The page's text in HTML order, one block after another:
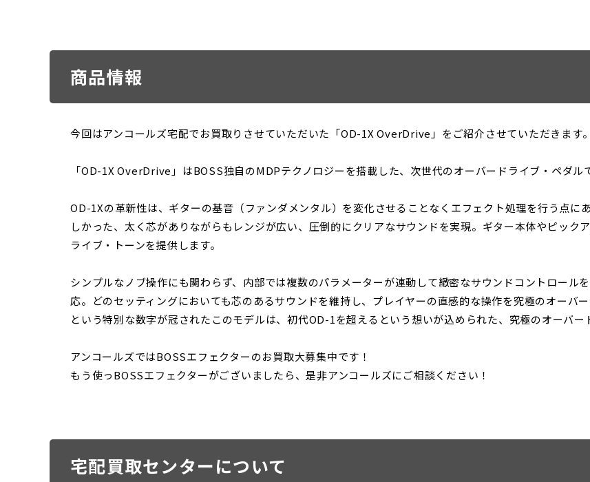
商品情報
今回はアンコールズ宅配でお買取りさせていただいた「OD-1X OverDrive」をご紹介させていただきます。
「OD-1X OverDrive」はBOSS独自のMDPテクノロジーを搭載した、次世代のオーバードライブ・ペダル
OD-1Xの革新性は、ギターの基音（ファンダメンタル）を変化させることなくエフェクト処理を行う点に
しかった、太く芯がありながらもレンジが広い、圧倒的にクリアなサウンドを実現。ギター本体やピック
ライブ・トーンを提供します。
シンプルなノブ操作にも関わらず、内部では複数のパラメーターが連動して緻密なサウンドコントロール
応。どのセッティングにおいても芯のあるサウンドを維持し、プレイヤーの直感的な操作を究極のオーバ
という特別な数字が冠されたこのモデルは、初代OD-1を超えるという想いが込められた、究極のオーバー
アンコールズではBOSSエフェクターのお買取大募集中です！
もう使っBOSSエフェクターがございましたら、是非アンコールズにご相談ください！
宅配買取センターについて